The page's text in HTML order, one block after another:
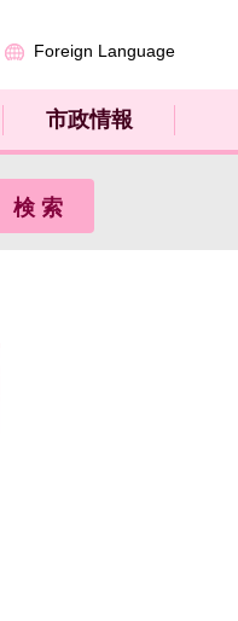
Foreign Language
市政情報